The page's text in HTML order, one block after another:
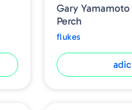
Gary
Perch
flukes